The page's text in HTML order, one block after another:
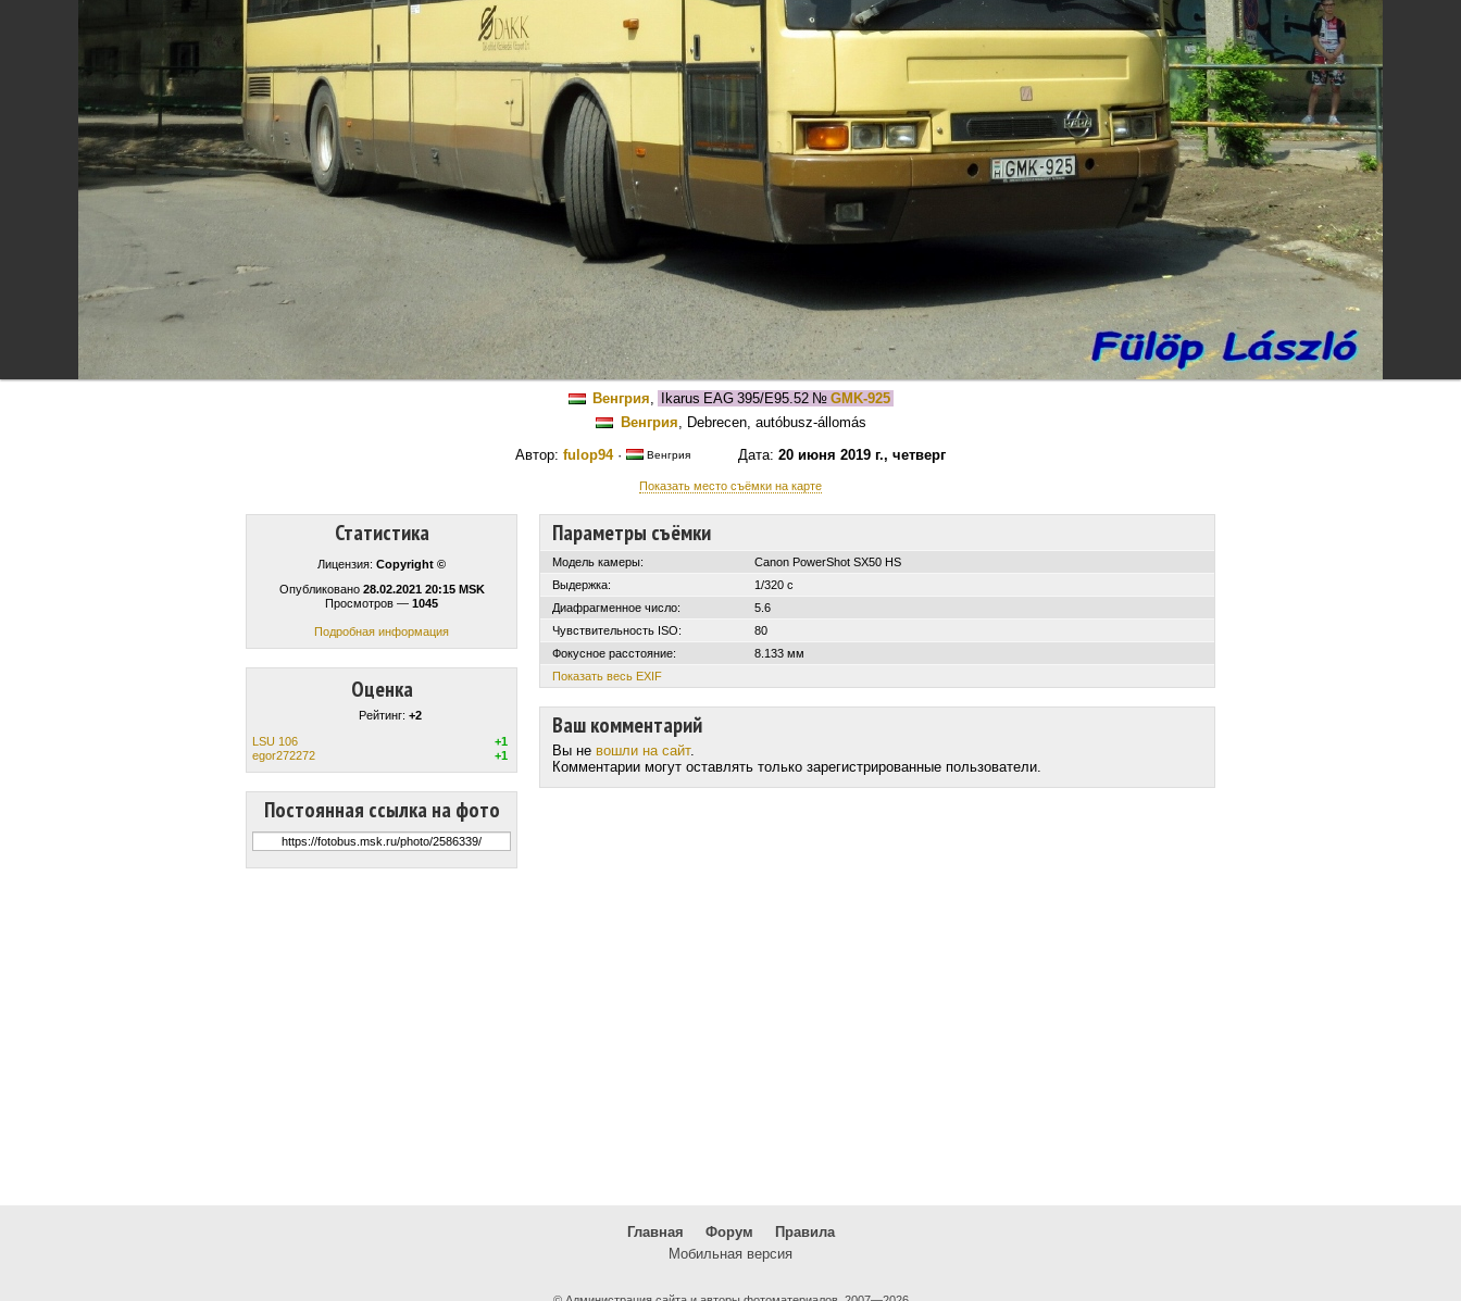
Венгрия, Ikarus EAG 395/E95.52№ GMK-925
Венгрия, Debrecen, autóbusz-állomás
Автор: fulop94· Венгрия Дата: 20 июня 2019 г., четверг
Показать место съёмки на карте
Статистика
Лицензия: Copyright ©
Опубликовано 28.02.2021 20:15 MSK
Просмотров — 1045
Подробная информация
Оценка
Рейтинг: +2
LSU 106
+1
egor272272
+1
Постоянная ссылка на фото
Параметры съёмки
Модель камеры:
Canon PowerShot SX50 HS
Выдержка:
1/320 с
Диафрагменное число:
5.6
Чувствительность ISO:
80
Фокусное расстояние:
8.133 мм
Показать весь EXIF
Ваш комментарий
Вы не вошли на сайт.
Комментарии могут оставлять только зарегистрированные пользователи.
Главная Форум
Правила
Мобильная версия